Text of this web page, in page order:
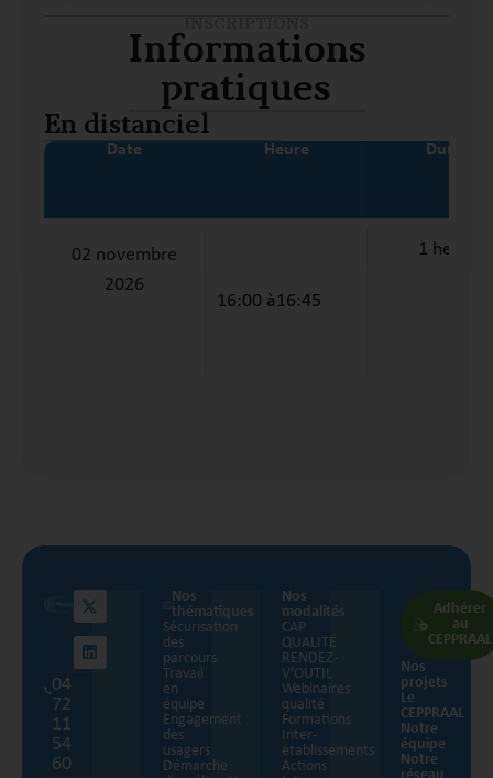
Informations
pratiques
En distanciel
Date Heure Durée
02 novembre
2026
16:00 à 16:45
1 heure
04
72
11
54
60
Nos
thématiques
Sécurisation
des
parcours
Travail
en
équipe
Engagement
des
usagers
Démarche
Nos
modalités
CAP
QUALITÉ
RENDEZ-
V’OUTIL
Webinaires
qualité
Formations
Inter-
établissements
Actions
Adhérer
au
CEPPRAAL
Nos
projets
Le
CEPPRAAL
Notre
équipe
Notre